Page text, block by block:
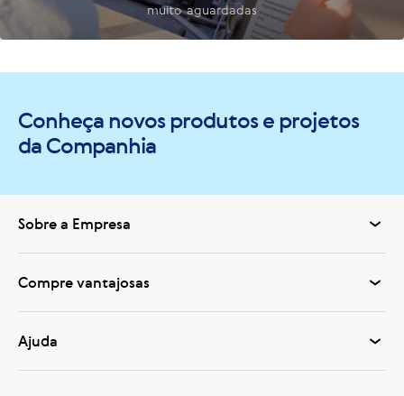
muito aguardadas
Conheça novos produtos e projetos
da Companhia
Sobre a Empresa
Compre vantajosas
Ajuda